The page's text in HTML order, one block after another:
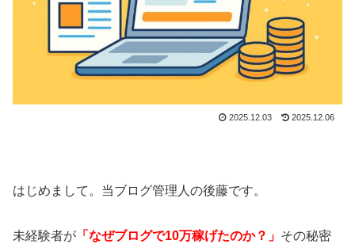
2025.12.03 2025.12.06
はじめまして。当ブログ管理人の後藤です。
未経験者が 「なぜブログで10万稼げたのか？」 その秘密